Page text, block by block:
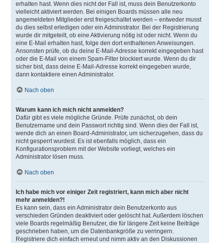
erhalten hast. Wenn dies nicht der Fall ist, muss dein Benutzerkonto
vielleicht aktiviert werden. Bei einigen Boards müssen alle neu
angemeldeten Mitglieder erst freigeschaltet werden – entweder musst
du dies selbst erledigen oder ein Administrator. Bei der Registrierung
wurde dir mitgeteilt, ob eine Aktivierung nötig ist oder nicht. Wenn du
eine E-Mail erhalten hast, folge den dort enthaltenen Anweisungen.
Ansonsten prüfe, ob du deine E-Mail-Adresse korrekt eingegeben hast
oder die E-Mail von einem Spam-Filter blockiert wurde. Wenn du dir
sicher bist, dass deine E-Mail-Adresse korrekt eingegeben wurde,
dann kontaktiere einen Administrator.
Nach oben
Warum kann ich mich nicht anmelden?
Dafür gibt es viele mögliche Gründe. Prüfe zunächst, ob dein
Benutzername und dein Passwort richtig sind. Wenn dies der Fall ist,
wende dich an einen Board-Administrator, um sicherzugehen, dass du
nicht gesperrt wurdest. Es ist ebenfalls möglich, dass ein
Konfigurationsproblem mit der Website vorliegt, welches ein
Administrator lösen muss.
Nach oben
Ich habe mich vor einiger Zeit registriert, kann mich aber nicht
mehr anmelden?!
Es kann sein, dass ein Administrator dein Benutzerkonto aus
verschieden Gründen deaktiviert oder gelöscht hat. Außerdem löschen
viele Boards regelmäßig Benutzer, die für längere Zeit keine Beiträge
geschrieben haben, um die Datenbankgröße zu verringern.
Registriere dich einfach erneut und nimm aktiv an den Diskussionen